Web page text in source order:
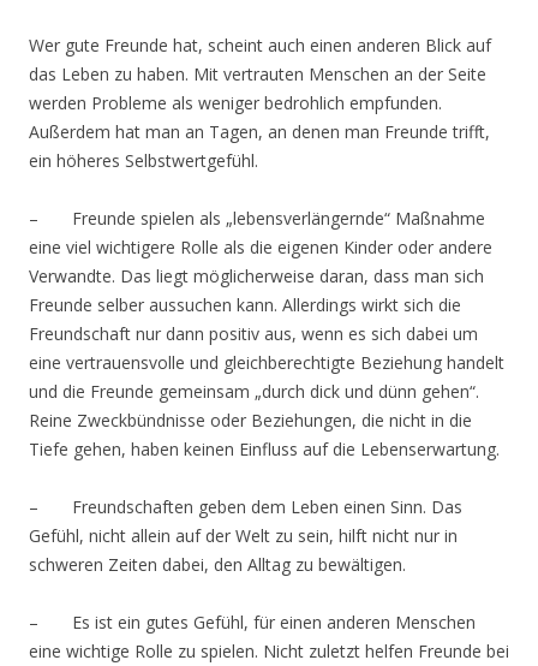
Wer gute Freunde hat, scheint auch einen anderen Blick auf
das Leben zu haben. Mit vertrauten Menschen an der Seite
werden Probleme als weniger bedrohlich empfunden.
Außerdem hat man an Tagen, an denen man Freunde trifft,
ein höheres Selbstwertgefühl.
– Freunde spielen als „lebensverlängernde“ Maßnahme
eine viel wichtigere Rolle als die eigenen Kinder oder andere
Verwandte. Das liegt möglicherweise daran, dass man sich
Freunde selber aussuchen kann. Allerdings wirkt sich die
Freundschaft nur dann positiv aus, wenn es sich dabei um
eine vertrauensvolle und gleichberechtigte Beziehung handelt
und die Freunde gemeinsam „durch dick und dünn gehen“.
Reine Zweckbündnisse oder Beziehungen, die nicht in die
Tiefe gehen, haben keinen Einfluss auf die Lebenserwartung.
– Freundschaften geben dem Leben einen Sinn. Das
Gefühl, nicht allein auf der Welt zu sein, hilft nicht nur in
schweren Zeiten dabei, den Alltag zu bewältigen.
– Es ist ein gutes Gefühl, für einen anderen Menschen
eine wichtige Rolle zu spielen. Nicht zuletzt helfen Freunde bei